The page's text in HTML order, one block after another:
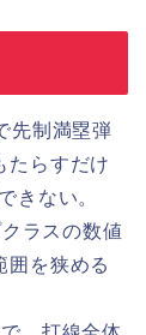
先制満塁弾
たらすだけ
きない。
ラスの数値
囲を狭める